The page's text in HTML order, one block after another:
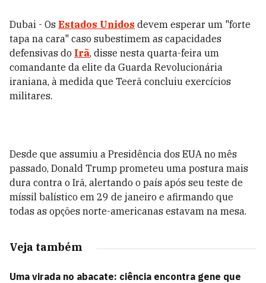
Dubai - Os Estados Unidos devem esperar um "forte
tapa na cara" caso subestimem as capacidades
defensivas do Irã, disse nesta quarta-feira um
comandante da elite da Guarda Revolucionária
iraniana, à medida que Teerã concluiu exercícios
militares.
Desde que assumiu a Presidência dos EUA no mês
passado, Donald Trump prometeu uma postura mais
dura contra o Irã, alertando o país após seu teste de
míssil balístico em 29 de janeiro e afirmando que
todas as opções norte-americanas estavam na mesa.
Veja também
Uma virada no abacate: ciência encontra gene que